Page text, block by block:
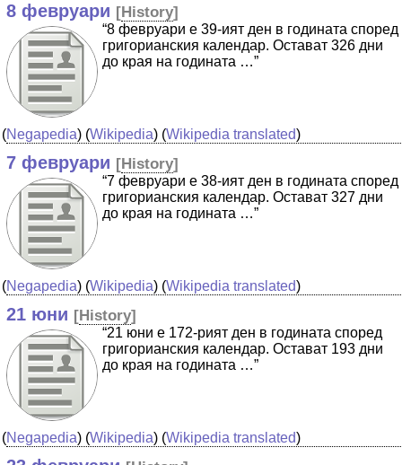
8 февруари [History]
“8 февруари е 39-ият ден в годината според
григорианския календар. Остават 326 дни
до края на годината …”
(Negapedia) (Wikipedia) (Wikipedia translated)
7 февруари [History]
“7 февруари е 38-ият ден в годината според
григорианския календар. Остават 327 дни
до края на годината …”
(Negapedia) (Wikipedia) (Wikipedia translated)
21 юни [History]
“21 юни е 172-рият ден в годината според
григорианския календар. Остават 193 дни
до края на годината …”
(Negapedia) (Wikipedia) (Wikipedia translated)